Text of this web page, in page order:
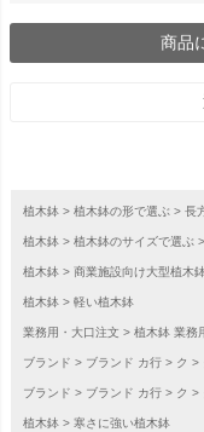
商品
植木鉢 植木鉢の形で選ぶ 長
植木鉢 植木鉢のサイズで選ぶ
植木鉢 商業施設向け大型植木
植木鉢 軽い植木鉢
業務用・大口注文 植木鉢 業務
ブランド ブランド カ行 ク
ブランド ブランド カ行 ク
植木鉢 寒さに強い植木鉢